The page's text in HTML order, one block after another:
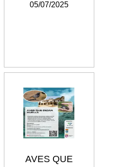
05/07/2025
AVES QUE